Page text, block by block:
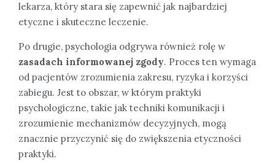
lekarza, który stara się zapewnić jak najbardziej
etyczne i skuteczne leczenie.
Po drugie, psychologia odgrywa również rolę w
zasadach informowanej zgody. Proces ten wymaga
od pacjentów zrozumienia zakresu, ryzyka i korzyści
zabiegu. Jest to obszar, w którym praktyki
psychologiczne, takie jak techniki komunikacji i
zrozumienie mechanizmów decyzyjnych, mogą
znacznie przyczynić się do zwiększenia etyczności
praktyki.